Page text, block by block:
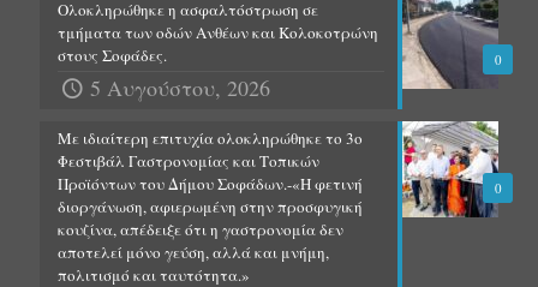
0
Ολοκληρώθηκε η ασφαλτόστρωση σε
τμήματα των οδών Ανθέων και Κολοκοτρώνη
στους Σοφάδες.
5 Αυγούστου, 2026
0
Με ιδιαίτερη επιτυχία ολοκληρώθηκε το 3ο
Φεστιβάλ Γαστρονομίας και Τοπικών
Προϊόντων του Δήμου Σοφάδων.-«Η φετινή
διοργάνωση, αφιερωμένη στην προσφυγική
κουζίνα, απέδειξε ότι η γαστρονομία δεν
αποτελεί μόνο γεύση, αλλά και μνήμη,
πολιτισμό και ταυτότητα.»